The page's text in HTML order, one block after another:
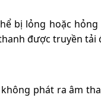
bị lỏng hoặc
được truyền tải
phát ra âm